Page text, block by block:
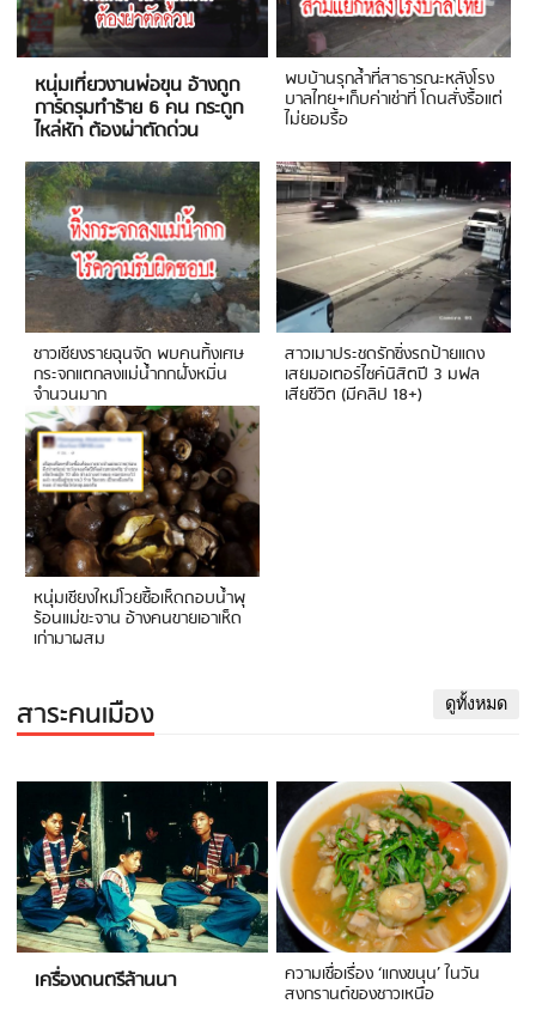
หนุ่มเที่ยวงานพ่อขุน อ้างถูก
การ์ดรุมทำร้าย 6 คน กระดูก
ไหล่หัก ต้องผ่าตัดด่วน
พบบ้านรุกล้ำที่สาธารณะหลังโรง
บาลไทย+เก็บค่าเช่าที่ โดนสั่งรื้อแต่
ไม่ยอมรื้อ
ชาวเชียงรายฉุนจัด พบคนทิ้งเศษ
กระจกแตกลงแม่น้ำกกฝั่งหมิ่น
จำนวนมาก
สาวเมาประชดรักซิ่งรถป้ายแดง
เสยมอเตอร์ไซค์นิสิตปี 3 มฟล
เสียชีวิต (มีคลิป 18+)
หนุ่มเชียงใหม่โวยซื้อเห็ดถอบน้ำพุ
ร้อนแม่ขะจาน อ้างคนขายเอาเห็ด
เก่ามาผสม
สาระคนเมือง ดูทั้งหมด
เครื่องดนตรีล้านนา ความเชื่อเรื่อง ‘แกงขนุน’ ในวัน
สงกรานต์ของชาวเหนือ